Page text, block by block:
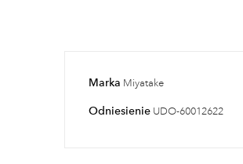
Marka Miyatake
Odniesienie UDO-60012622